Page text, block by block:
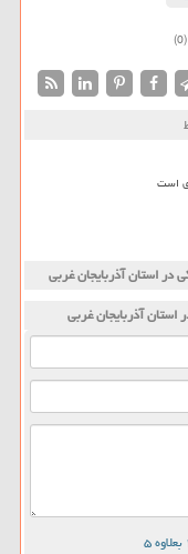
(0)
است
در استان آذربایجان غربی
آذربایجان غربی